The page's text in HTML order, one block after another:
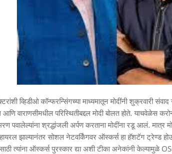
व्हिडीओ कॉन्फरन्सिंगच्या माध्यमातून मोदींनी शुक्रवारी
वाराणसीमधील परिस्थितीबद्दल मोदी बोलत होते. याचवेळेस
पवालेल्यांना श्रद्धांजली अर्पण करताना मोदींना रडू आलं. मात्र
झाल्यानंतर सोशल नेटवर्किंगवर ऑस्कर्स हा हॅशटॅग ट्रेण्ड
त्यांना ऑस्कर्स पुरस्कार द्या अशी टीका अनेकांनी